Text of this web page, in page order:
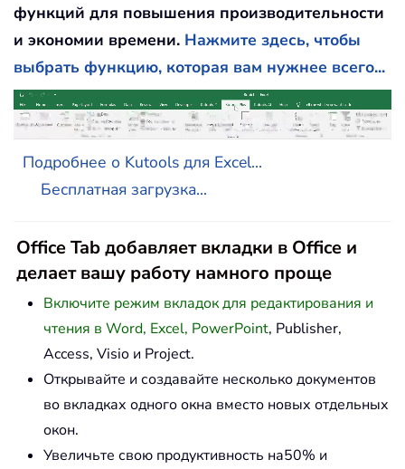
функций для повышения производительности
и экономии времени. Нажмите здесь, чтобы
выбрать функцию, которая вам нужнее всего...
Подробнее о Kutools для Excel...
Бесплатная загрузка...
Office Tab добавляет вкладки в Office и
делает вашу работу намного проще
Включите режим вкладок для редактирования и
чтения в Word, Excel, PowerPoint, Publisher,
Access, Visio и Project.
Открывайте и создавайте несколько документов
во вкладках одного окна вместо новых отдельных
окон.
Увеличьте свою продуктивность на50% и